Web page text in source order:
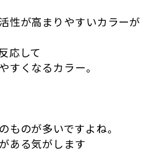
性が高まりやすいカラーが
応して
すくなるカラー。
ものが多いですよね。
ある気がします